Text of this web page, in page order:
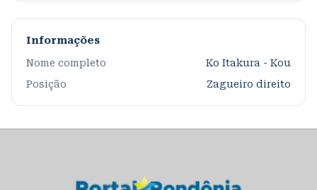
Informações
Nome completo
Ko Itakura - Kou
Posição
Zagueiro direito